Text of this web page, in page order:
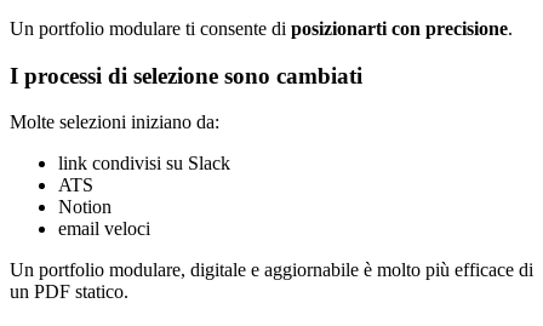
Un portfolio modulare ti consente di posizionarti con precisione.
I processi di selezione sono cambiati
Molte selezioni iniziano da:
link condivisi su Slack
ATS
Notion
email veloci
Un portfolio modulare, digitale e aggiornabile è molto più efficace di
un PDF statico.